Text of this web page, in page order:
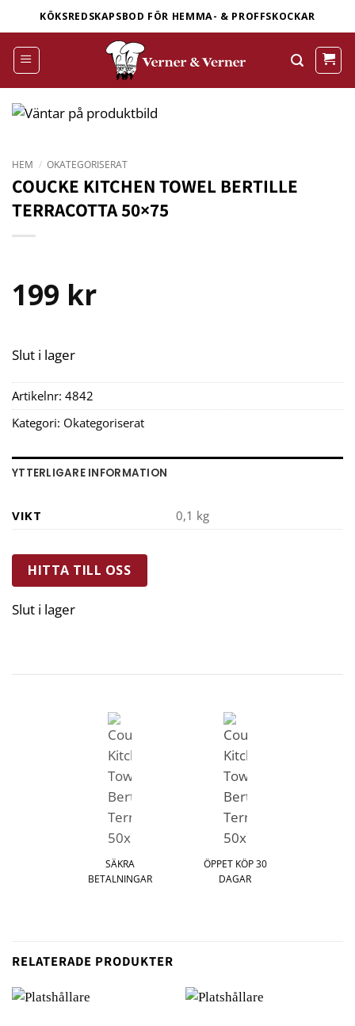
to
content
KÖKSREDSKAPSBOD FÖR HEMMA- & PROFFSKOCKAR
HEM / OKATEGORISERAT
COUCKE KITCHEN TOWEL BERTILLE
TERRACOTTA 50×75
199 kr
Slut i lager
Artikelnr: 4842
Kategori: Okategoriserat
YTTERLIGARE INFORMATION
VIKT 0,1 kg
HITTA TILL OSS
Slut i lager
SÄKRA
BETALNINGAR
ÖPPET KÖP 30
DAGAR
RELATERADE PRODUKTER